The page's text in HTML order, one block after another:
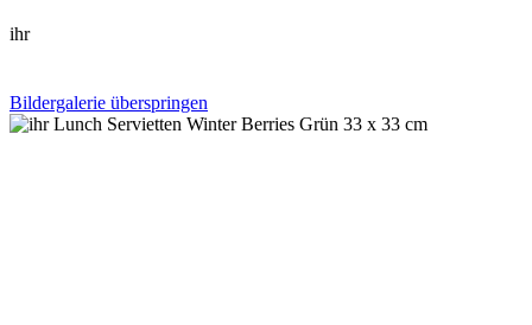
ihr
Bildergalerie überspringen